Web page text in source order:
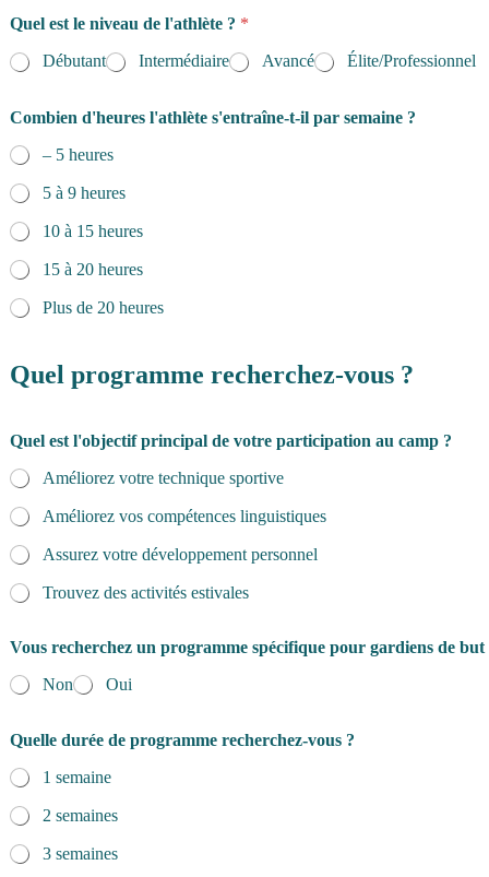
Quel est le niveau de l'athlète ? *
Débutant
Intermédiaire Avancé Élite/Professionnel
Combien d'heures l'athlète s'entraîne-t-il par semaine ?
– 5 heures
5 à 9 heures
10 à 15 heures
15 à 20 heures
Plus de 20 heures
Quel programme recherchez-vous ?
Quel est l'objectif principal de votre participation au camp ?
Améliorez votre technique sportive
Améliorez vos compétences linguistiques
Assurez votre développement personnel
Trouvez des activités estivales
Vous recherchez un programme spécifique pour gardiens de but
Non
Oui
Quelle durée de programme recherchez-vous ?
1 semaine
2 semaines
3 semaines